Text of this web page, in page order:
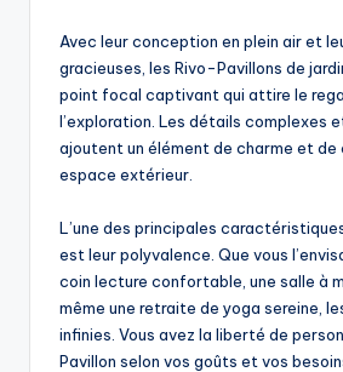
Avec leur conception en plein air et
gracieuses, les Rivo-Pavillons de
point focal captivant qui attire le
l’exploration. Les détails complexes
ajoutent un élément de charme et
espace extérieur.
L’une des principales
est leur polyvalence. Que vous
coin lecture confortable, une salle à
même une retraite de yoga sereine,
infinies. Vous avez la liberté de
Pavillon selon vos goûts et vos